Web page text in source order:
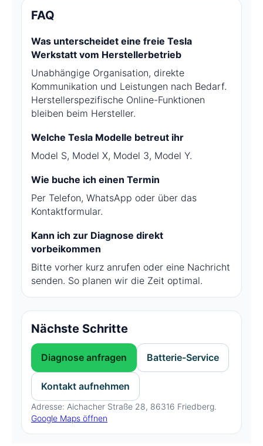
FAQ
Was unterscheidet eine freie Tesla
Werkstatt vom Herstellerbetrieb
Unabhängige Organisation, direkte
Kommunikation und Leistungen nach Bedarf.
Herstellerspezifische Online-Funktionen
bleiben beim Hersteller.
Welche Tesla Modelle betreut ihr
Model S, Model X, Model 3, Model Y.
Wie buche ich einen Termin
Per Telefon, WhatsApp oder über das
Kontaktformular.
Kann ich zur Diagnose direkt
vorbeikommen
Bitte vorher kurz anrufen oder eine Nachricht
senden. So planen wir die Zeit optimal.
Nächste Schritte
Diagnose anfragen Batterie-Service
Kontakt aufnehmen
Adresse: Aichacher Straße 28, 86316 Friedberg.
Google Maps öffnen